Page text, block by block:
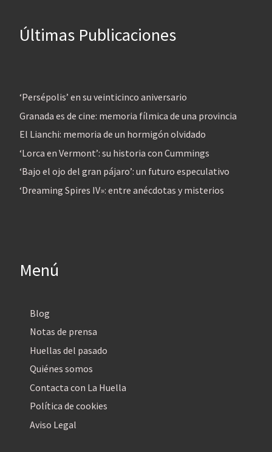
Últimas Publicaciones
‘Persépolis’ en su veinticinco aniversario
Granada es de cine: memoria fílmica de una provincia
El Lianchi: memoria de un hormigón olvidado
‘Lorca en Vermont’: su historia con Cummings
‘Bajo el ojo del gran pájaro’: un futuro especulativo
‘Dreaming Spires IV»: entre anécdotas y misterios
Menú
Blog
Notas de prensa
Huellas del pasado
Quiénes somos
Contacta con La Huella
Política de cookies
Aviso Legal